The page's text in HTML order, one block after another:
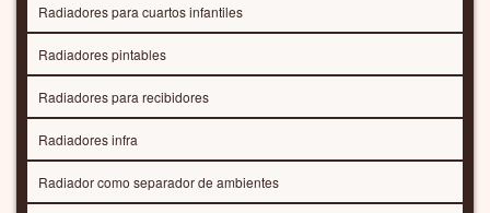
Radiadores para cuartos infantiles
Radiadores pintables
Radiadores para recibidores
Radiadores infra
Radiador como separador de ambientes